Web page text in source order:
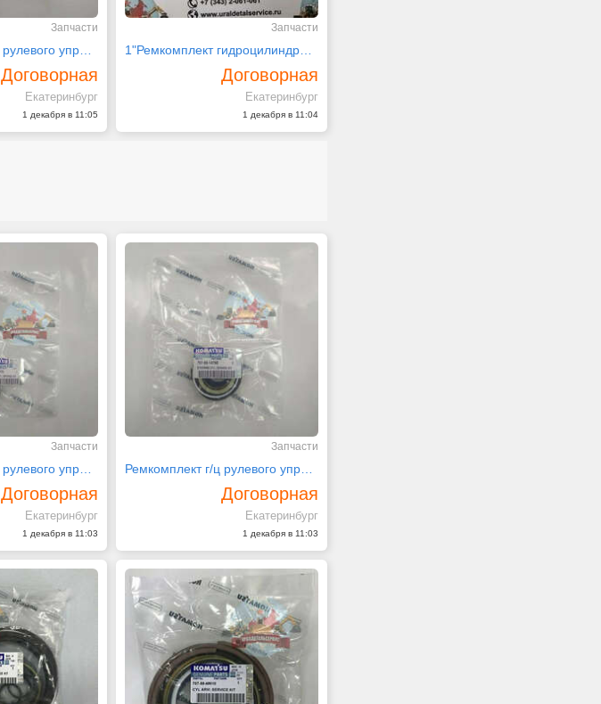
Запчасти
Договорная
Екатеринбург
1 декабря в 11:05
Запчасти
1"Ремкомплект гидроцилиндра поворота 707-99-24120
Договорная
Екатеринбург
1 декабря в 11:04
Запчасти
Договорная
Екатеринбург
1 декабря в 11:03
Запчасти
Ремкомплект г/ц рулевого управления 707-99-14750
Договорная
Екатеринбург
1 декабря в 11:03